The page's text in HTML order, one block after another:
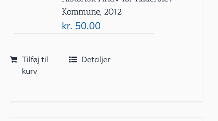
Kommune, 2012
kr. 50.00
Tilføj til
kurv
Detaljer